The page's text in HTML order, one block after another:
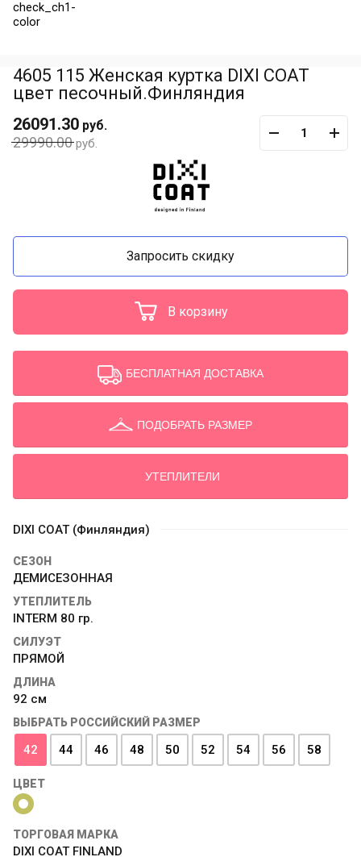
4605 115 Женская куртка DIXI COAT
цвет песочный.Финляндия
29990.00руб.
26091.30 руб.
В корзину
Запросить скидку
БЕСПЛАТНАЯ ДОСТАВКА
ПОДОБРАТЬ РАЗМЕР
УТЕПЛИТЕЛИ
DIXI COAT (Финляндия)
СЕЗОН
ДЕМИСЕЗОННАЯ
УТЕПЛИТЕЛЬ
INTERM 80 гр.
СИЛУЭТ
ПРЯМОЙ
ДЛИНА
92 см
ВЫБРАТЬ РОССИЙСКИЙ РАЗМЕР
42 44 46 48 50 52 54 56 58
ЦВЕТ
ТОРГОВАЯ МАРКА
DIXI COAT FINLAND